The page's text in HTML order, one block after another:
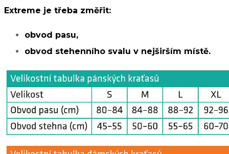
Extreme je třeba změřit:
obvod pasu,
obvod stehenního svalu v nejširším místě.